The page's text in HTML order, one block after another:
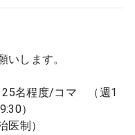
いします。
25名程度/コマ （週1
）
医制）